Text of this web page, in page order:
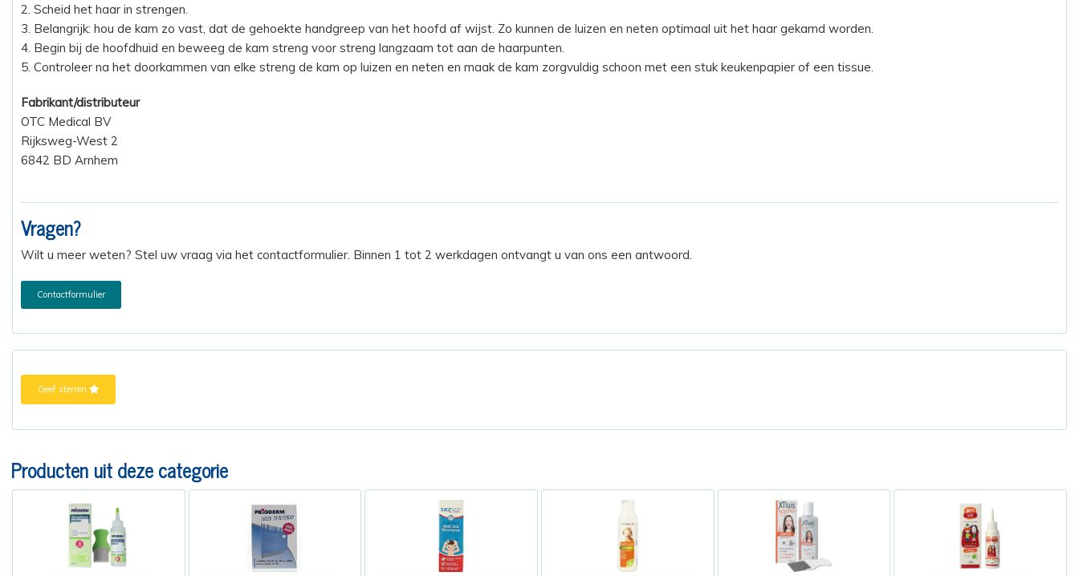
2. Scheid het haar in strengen.
3. Belangrijk: hou de kam zo vast, dat de gehoekte handgreep van het hoofd af wijst. Zo kunnen de luizen en neten optimaal uit het haar gekamd worden.
4. Begin bij de hoofdhuid en beweeg de kam streng voor streng langzaam tot aan de haarpunten.
5. Controleer na het doorkammen van elke streng de kam op luizen en neten en maak de kam zorgvuldig schoon met een stuk keukenpapier of een tissue.
Fabrikant/distributeur
OTC Medical BV
Rijksweg-West 2
6842 BD Arnhem
Vragen?
Wilt u meer weten? Stel uw vraag via het contactformulier. Binnen 1 tot 2 werkdagen ontvangt u van ons een antwoord.
Contactformulier
Geef sterren
Producten uit deze categorie